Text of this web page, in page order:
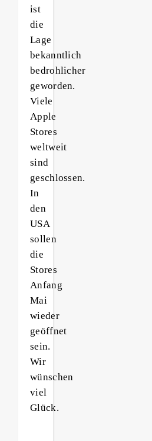
ist
die
Lage
bekanntlich
bedrohlicher
geworden.
Viele
Apple
Stores
weltweit
sind
geschlossen.
In
den
USA
sollen
die
Stores
Anfang
Mai
wieder
geöffnet
sein.
Wir
wünschen
viel
Glück.